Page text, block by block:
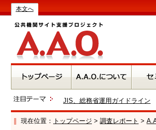
本文へ
JIS、総務省運用ガイドライン
現在位置： トップページ > 調査レポート >